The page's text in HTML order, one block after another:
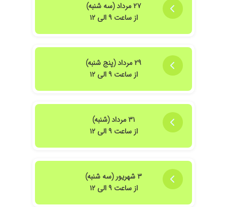
۲۷ مرداد (سه شنبه)
از ساعت ۹ الی ۱۲
۲۹ مرداد (پنج شنبه)
از ساعت ۹ الی ۱۲
۳۱ مرداد (شنبه)
از ساعت ۹ الی ۱۲
۳ شهریور (سه شنبه)
از ساعت ۹ الی ۱۲